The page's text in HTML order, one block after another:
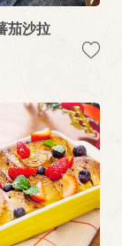
茄沙拉